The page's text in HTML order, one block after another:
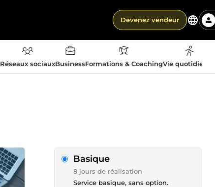
Devenez vendeur
Réseaux sociauxBusinessFormations & CoachingVie
Basique
8 jours de réalisation
Service basique, sans option.